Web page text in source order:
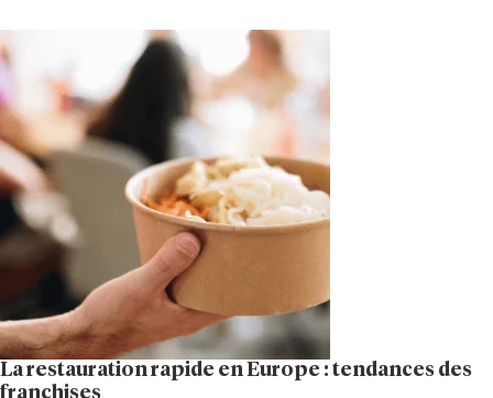
La restauration rapide en Europe : tendances des
franchises